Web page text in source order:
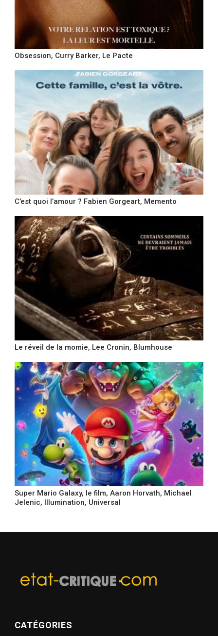
Obsession, Curry Barker, Le Pacte
C’est quoi l’amour ? Fabien Gorgeart, Memento
Le réveil de la momie, Lee Cronin, Blumhouse
Super Mario Galaxy, le film, Aaron Horvath, Michael
Jelenic, Illumination, Universal
CATÉGORIES